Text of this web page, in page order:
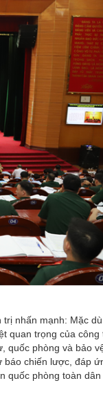
nhấn mạnh: Mặc
quan trọng của công
quốc phòng và bảo
chiến lược, đáp
quốc phòng toàn